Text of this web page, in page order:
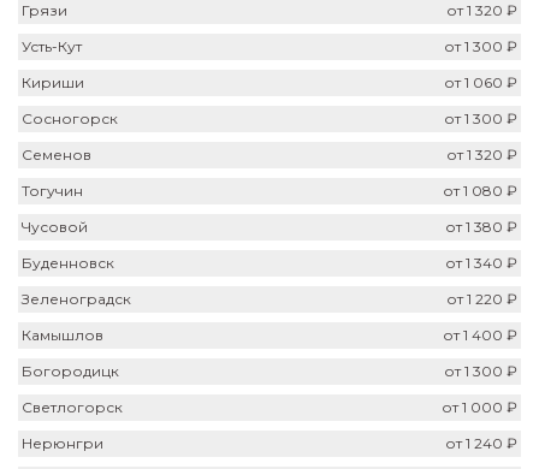
Грязи
от 1 320 ₽
Усть-Кут
от 1 300 ₽
Кириши
от 1 060 ₽
Сосногорск
от 1 300 ₽
Семенов
от 1 320 ₽
Тогучин
от 1 080 ₽
Чусовой
от 1 380 ₽
Буденновск
от 1 340 ₽
Зеленоградск
от 1 220 ₽
Камышлов
от 1 400 ₽
Богородицк
от 1 300 ₽
Светлогорск
от 1 000 ₽
Нерюнгри
от 1 240 ₽